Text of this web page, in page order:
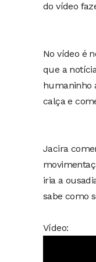
do vídeo
No vídeo é
que a
humaninho
calça e
Jacira
iria a
sabe como
Vídeo: